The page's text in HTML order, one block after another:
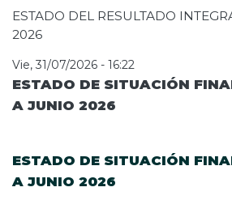
ESTADO
DEL
INTEGRAL
A
JUNIO
ESTADO DEL RESULTADO
2026
Vie, 31/07/2026 - 16:22
ESTADO DE SITUACIÓN
A JUNIO 2026
ESTADO DE SITUACIÓN
A JUNIO 2026